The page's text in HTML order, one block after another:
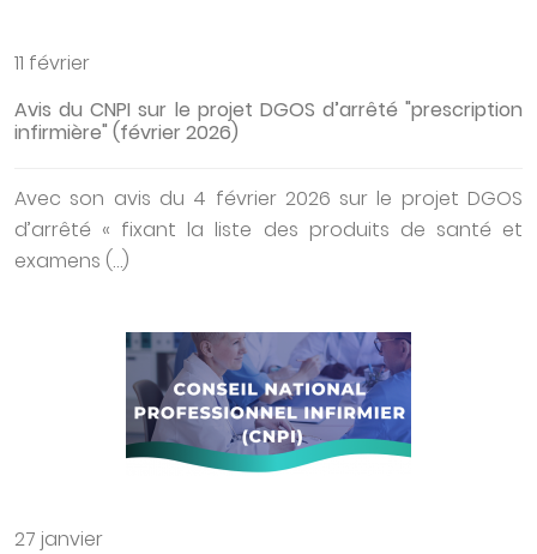
11 février
Avis du CNPI sur le projet DGOS d’arrêté "prescription
infirmière" (février 2026)
Avec son avis du 4 février 2026 sur le projet DGOS
d’arrêté « fixant la liste des produits de santé et
examens (…)
27 janvier